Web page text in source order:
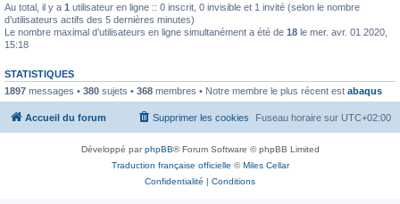
Au total, il y a 1 utilisateur en ligne :: 0 inscrit, 0 invisible et 1 invité (selon le nombre
d’utilisateurs actifs des 5 dernières minutes)
Le nombre maximal d’utilisateurs en ligne simultanément a été de 18 le mer. avr. 01 2020,
15:18
STATISTIQUES
1897 messages • 380 sujets • 368 membres • Notre membre le plus récent est abaqus
Accueil du forum Fuseau horaire sur UTC+02:00
Supprimer les cookies
Développé parphpBB® Forum Software © phpBB Limited
Traduction française officielle ©Miles Cellar
Confidentialité | Conditions